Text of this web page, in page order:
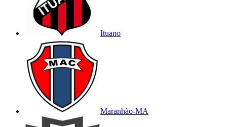
Ituano
Maranhão-MA